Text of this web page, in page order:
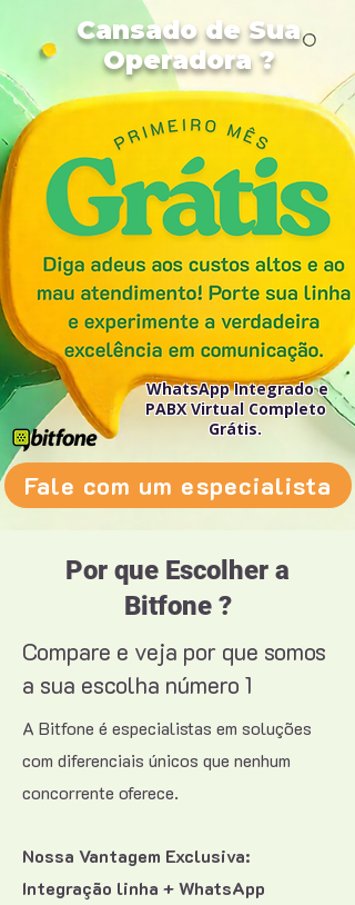
Cansado de Sua
Operadora ?
WhatsApp Integrado e
PABX Virtual Completo
Grátis.
Fale com um especialista
Por que Escolher a
Bitfone ?
Compare e veja por que somos
a sua escolha número 1
A Bitfone é especialistas em soluções
com diferenciais únicos que nenhum
concorrente oferece.
Nossa Vantagem Exclusiva:
Integração linha + WhatsApp